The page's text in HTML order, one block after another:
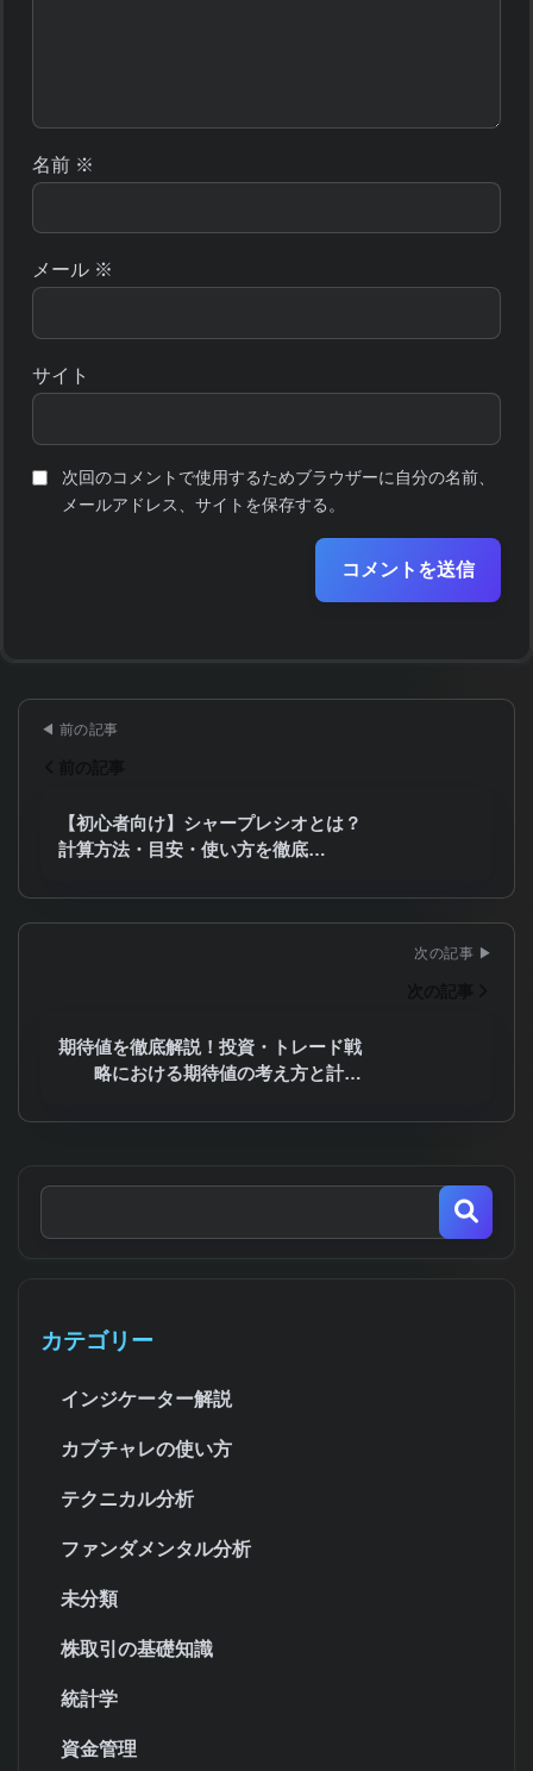
名前 ※
メール ※
サイト
次回のコメントで使用するためブラウザーに自分の名前、
メールアドレス、サイトを保存する。
【初心者向け】シャープレシオとは？
計算方法・目安・使い方を徹底…
期待値を徹底解説！投資・トレード戦
略における期待値の考え方と計…
カテゴリー
インジケーター解説
カブチャレの使い方
テクニカル分析
ファンダメンタル分析
未分類
株取引の基礎知識
統計学
資金管理